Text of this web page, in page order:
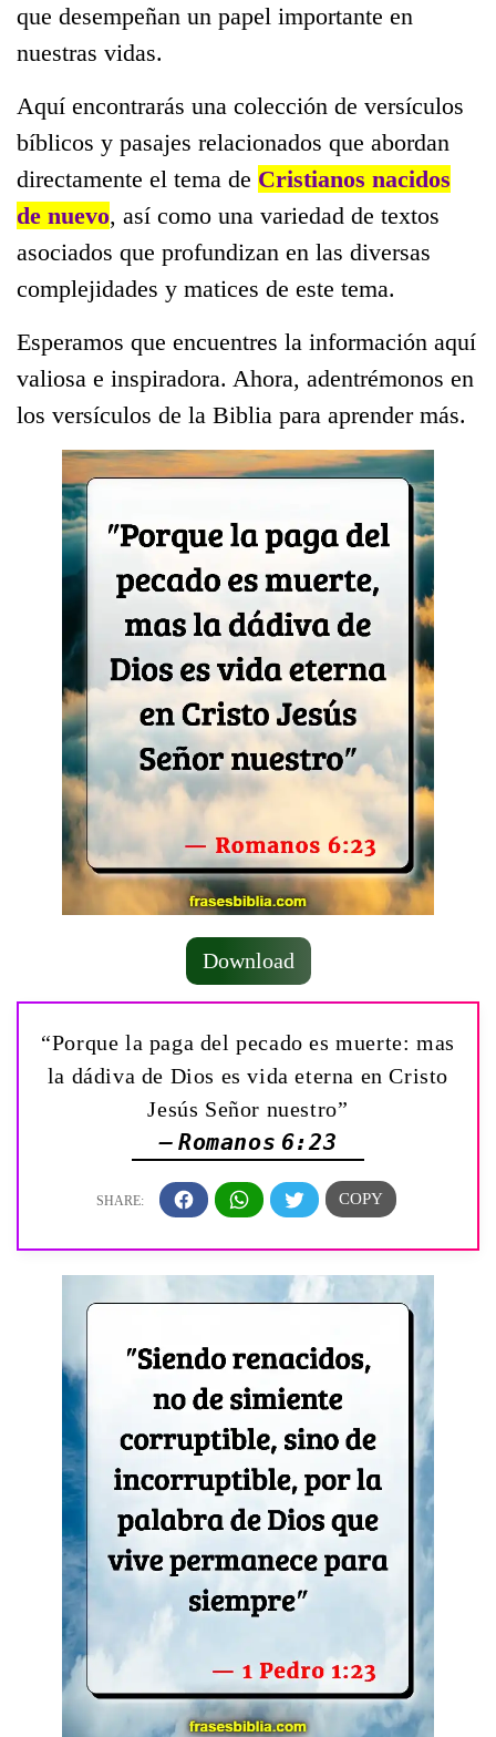
que desempeñan un papel importante en
nuestras vidas.
Aquí encontrarás una colección de versículos
bíblicos y pasajes relacionados que abordan
directamente el tema de Cristianos nacidos
de nuevo, así como una variedad de textos
asociados que profundizan en las diversas
complejidades y matices de este tema.
Esperamos que encuentres la información aquí
valiosa e inspiradora. Ahora, adentrémonos en
los versículos de la Biblia para aprender más.
Download
“Porque la paga del pecado es muerte: mas
la dádiva de Dios es vida eterna en Cristo
Jesús Señor nuestro”
— Romanos 6:23